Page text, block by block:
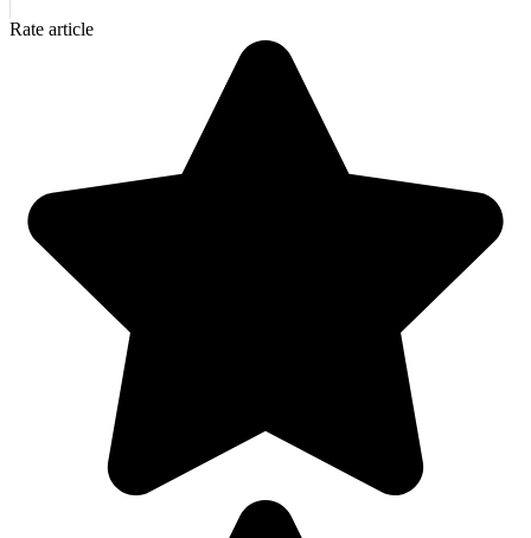
Rate article